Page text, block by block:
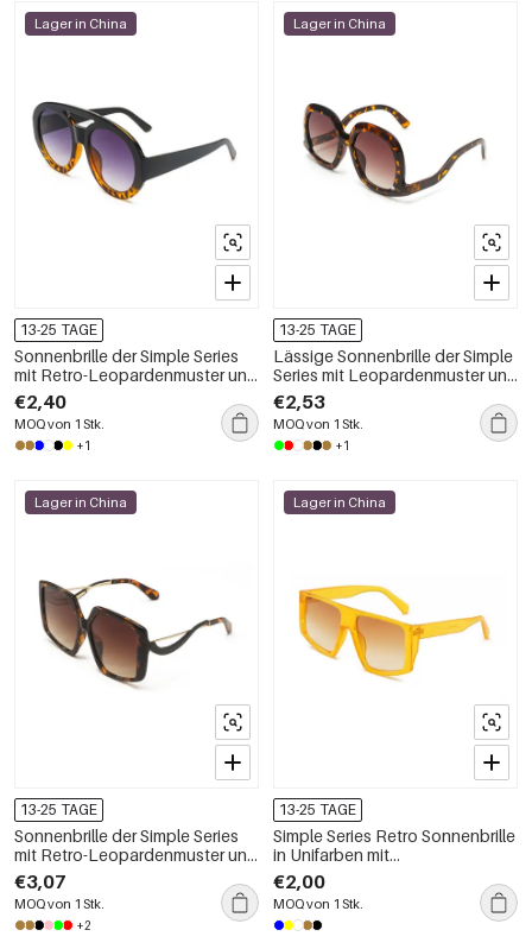
Lager in China
13-25 TAGE
Sonnenbrille der Simple Series
mit Retro-Leopardenmuster und
Farbverlauf
€2,40
MOQ von 1 Stk.
+1
Lager in China
13-25 TAGE
Lässige Sonnenbrille der Simple
Series mit Leopardenmuster und
Farbverlauf
€2,53
MOQ von 1 Stk.
+1
Lager in China
13-25 TAGE
Sonnenbrille der Simple Series
mit Retro-Leopardenmuster und
Farbverlauf
€3,07
MOQ von 1 Stk.
+2
Lager in China
13-25 TAGE
Simple Series Retro Sonnenbrille
in Unifarben mit
Leopardenmuster
€2,00
MOQ von 1 Stk.